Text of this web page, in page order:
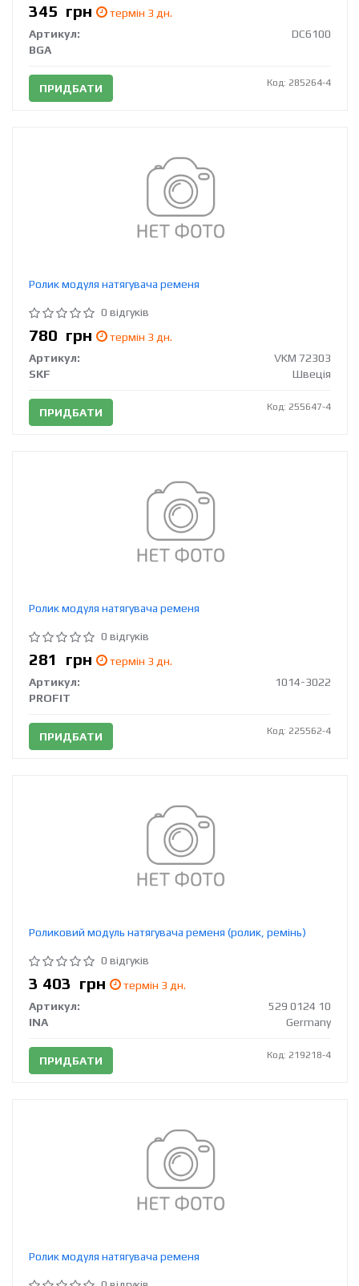
345 грн
термін 3 дн.
Артикул:
DC6100
BGA
ПРИДБАТИ Код: 285264-4
Ролик модуля натягувача ременя
0 відгуків
780 грн
термін 3 дн.
Артикул:
VKM 72303
SKF
Швеція
ПРИДБАТИ Код: 255647-4
Ролик модуля натягувача ременя
0 відгуків
281 грн
термін 3 дн.
Артикул:
1014-3022
PROFIT
ПРИДБАТИ Код: 225562-4
Роликовий модуль натягувача ременя (ролик, ремінь)
0 відгуків
3 403 грн
термін 3 дн.
Артикул:
529 0124 10
INA
Germany
ПРИДБАТИ Код: 219218-4
Ролик модуля натягувача ременя